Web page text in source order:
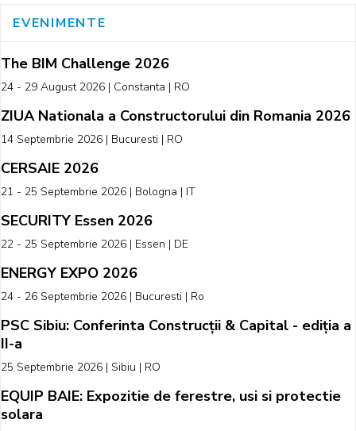
EVENIMENTE
The BIM Challenge 2026
24 - 29 August 2026 | Constanta | RO
ZIUA Nationala a Constructorului din Romania 2026
14 Septembrie 2026 | Bucuresti | RO
CERSAIE 2026
21 - 25 Septembrie 2026 | Bologna | IT
SECURITY Essen 2026
22 - 25 Septembrie 2026 | Essen | DE
ENERGY EXPO 2026
24 - 26 Septembrie 2026 | Bucuresti | Ro
PSC Sibiu: Conferinta Construcții & Capital - ediția a
II-a
25 Septembrie 2026 | Sibiu | RO
EQUIP BAIE: Expozitie de ferestre, usi si protectie
solara